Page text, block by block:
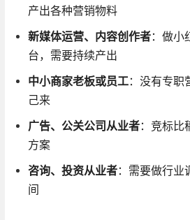
产出各种营销物料
新媒体运营、内容创作者：做小
台，需要持续产出
中小商家老板或员工：没有专职
己来
广告、公关公司从业者：竞标比
方案
咨询、投资从业者：需要做行业
间